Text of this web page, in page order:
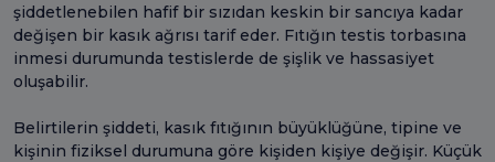
şiddetlenebilen hafif bir sızıdan keskin bir sancıya kadar
değişen bir kasık ağrısı tarif eder. Fıtığın testis torbasına
inmesi durumunda testislerde de şişlik ve hassasiyet
oluşabilir.
Belirtilerin şiddeti, kasık fıtığının büyüklüğüne, tipine ve
kişinin fiziksel durumuna göre kişiden kişiye değişir. Küçük